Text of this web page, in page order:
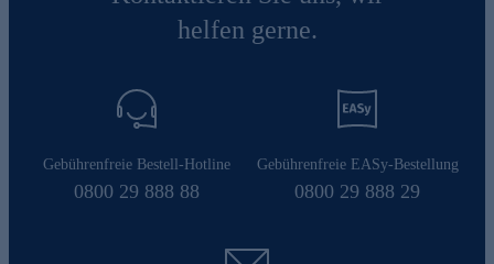
helfen gerne.
Gebührenfreie Bestell-Hotline
0800 29 888 88
Gebührenfreie EASy-Bestellung
0800 29 888 29